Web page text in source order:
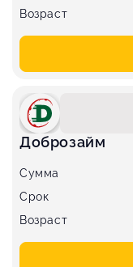
Возраст
Доброзайм
Сумма
Срок
Возраст